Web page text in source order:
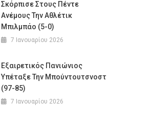
Σκόρπισε Στους Πέντε
Ανέμους Την Αθλέτικ
Μπιλμπάο (5-0)
7 Ιανουαρίου 2026
Εξαιρετικός Πανιώνιος
Υπέταξε Την Μπούντουτσνοστ
(97-85)
7 Ιανουαρίου 2026